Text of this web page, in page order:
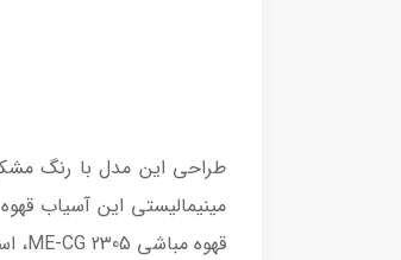
طراحی این مدل با رنگ
مینیمالیستی این آسیاب